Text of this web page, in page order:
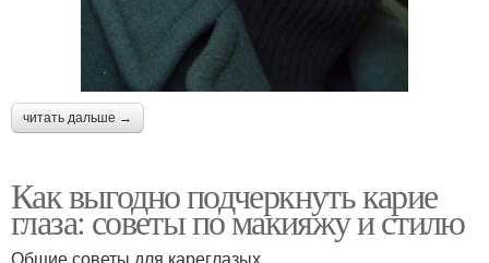
читать дальше →
Как выгодно подчеркнуть карие
глаза: советы по макияжу и стилю
Общие советы для кареглазых